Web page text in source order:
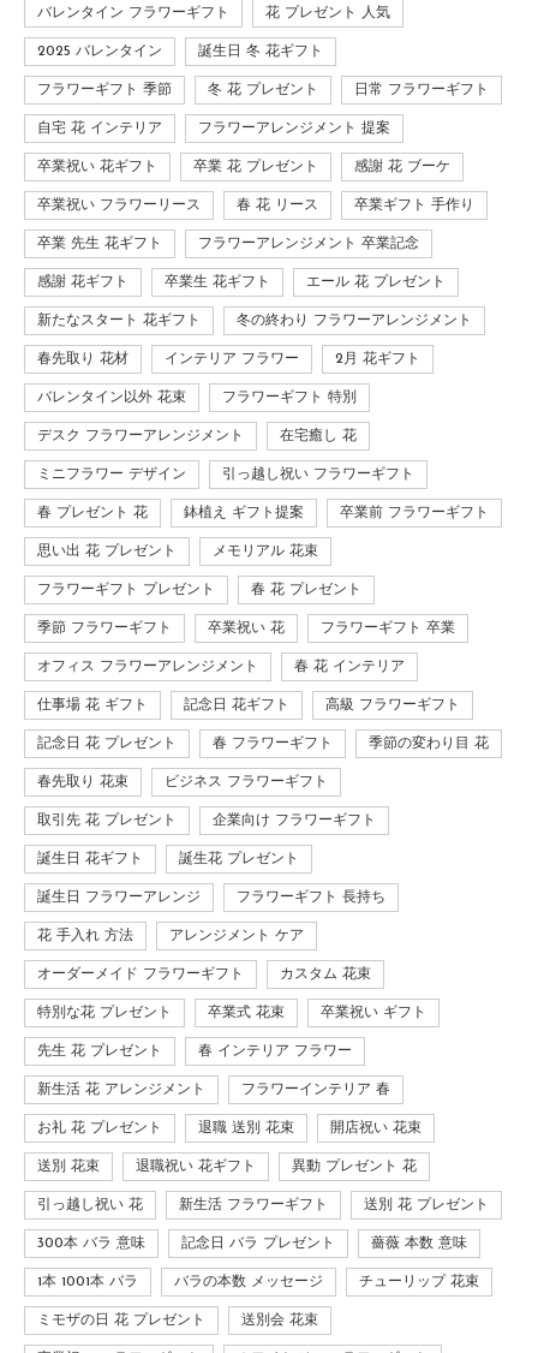
バレンタイン フラワーギフト 花 プレゼント 人気
2025 バレンタイン 誕生日 冬 花ギフト
フラワーギフト 季節 冬 花 プレゼント 日常 フラワーギフト
自宅 花 インテリア フラワーアレンジメント 提案
卒業祝い 花ギフト 卒業 花 プレゼント 感謝 花 ブーケ
卒業祝い フラワーリース 春 花 リース 卒業ギフト 手作り
卒業 先生 花ギフト フラワーアレンジメント 卒業記念
感謝 花ギフト 卒業生 花ギフト エール 花 プレゼント
新たなスタート 花ギフト 冬の終わり フラワーアレンジメント
春先取り 花材 インテリア フラワー 2月 花ギフト
バレンタイン以外 花束 フラワーギフト 特別
デスク フラワーアレンジメント 在宅癒し 花
ミニフラワー デザイン 引っ越し祝い フラワーギフト
春 プレゼント 花 鉢植え ギフト提案 卒業前 フラワーギフト
思い出 花 プレゼント メモリアル 花束
フラワーギフト プレゼント 春 花 プレゼント
季節 フラワーギフト 卒業祝い 花 フラワーギフト 卒業
オフィス フラワーアレンジメント 春 花 インテリア
仕事場 花 ギフト 記念日 花ギフト 高級 フラワーギフト
記念日 花 プレゼント 春 フラワーギフト 季節の変わり目 花
春先取り 花束 ビジネス フラワーギフト
取引先 花 プレゼント 企業向け フラワーギフト
誕生日 花ギフト 誕生花 プレゼント
誕生日 フラワーアレンジ フラワーギフト 長持ち
花 手入れ 方法 アレンジメント ケア
オーダーメイド フラワーギフト カスタム 花束
特別な花 プレゼント 卒業式 花束 卒業祝い ギフト
先生 花 プレゼント 春 インテリア フラワー
新生活 花 アレンジメント フラワーインテリア 春
お礼 花 プレゼント 退職 送別 花束 開店祝い 花束
送別 花束 退職祝い 花ギフト 異動 プレゼント 花
引っ越し祝い 花 新生活 フラワーギフト 送別 花 プレゼント
300本 バラ 意味 記念日 バラ プレゼント 薔薇 本数 意味
1本 1001本 バラ バラの本数 メッセージ チューリップ 花束
ミモザの日 花 プレゼント 送別会 花束